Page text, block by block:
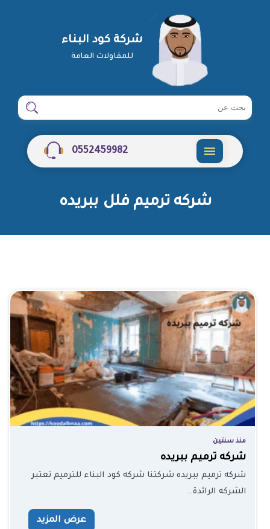
شركة كود البناء
للمقاولات العامة
ابحث
شركة
ابحث
0552459982
شركه ترميم فلل ببريده
منذ سنتين
شركه ترميم ببريده
شركه ترميم ببريده شركتنا شركه كود البناء للترميم تعتبر
الشركه الرائدة…
عرض المزيد